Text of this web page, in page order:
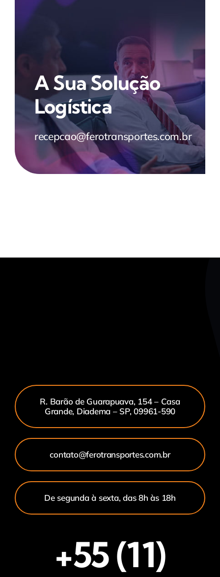
A Sua Solução
Logística
recepcao@ferotransportes.com.br
R. Barão de Guarapuava, 154 – Casa
Grande, Diadema – SP, 09961-590
contato@ferotransportes.com.br
De segunda à sexta, das 8h às 18h
+55 (11)